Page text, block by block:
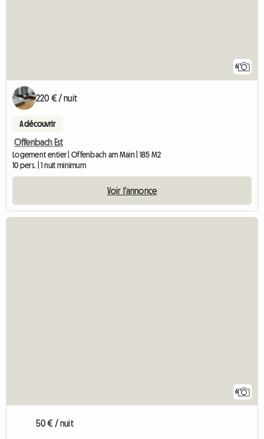
6
220 € / nuit
A découvrir
Offenbach Est
Logement entier | Offenbach am Main | 185 M2
10 pers. | 1 nuit minimum
Voir l'annonce
6
50 € / nuit